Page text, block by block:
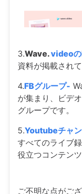
3.Wave.videoの
資料が掲載され
4.FBグループ-
が集まり、ビデ
グループです。
5.Youtubeチャ
すべてのライブ
役立つコンテン
ご不明な点がご